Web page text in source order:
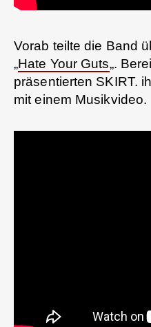
Vorab teilte die Band
„Hate Your Guts„.
präsentierten SKIRT.
mit einem Musikvideo.